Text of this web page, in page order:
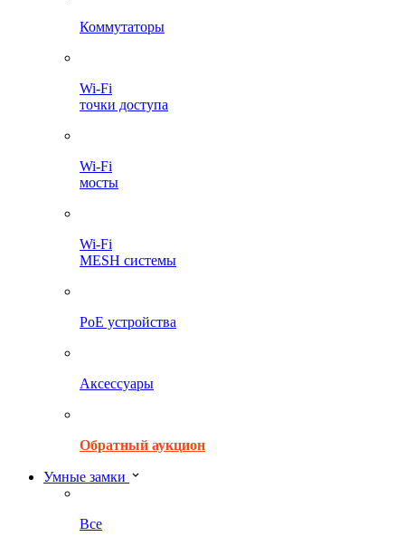
Коммутаторы
Wi-Fi
точки доступа
Wi-Fi
мосты
Wi-Fi
MESH системы
PoE устройства
Аксессуары
Обратный аукцион
Умные замки
Все